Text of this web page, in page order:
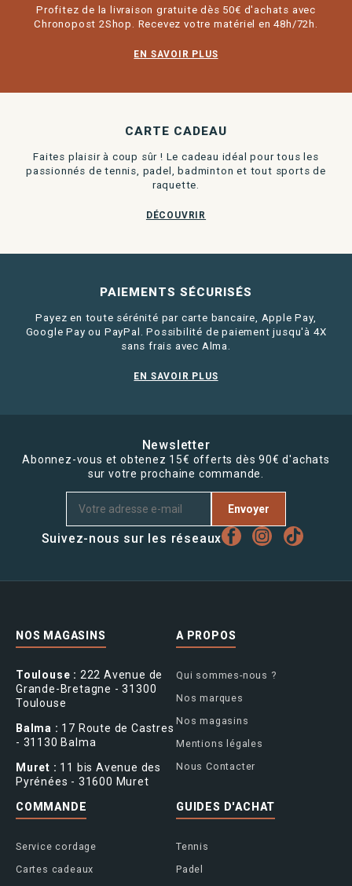
Profitez de la livraison gratuite dès 50€ d'achats avec
Chronopost 2Shop. Recevez votre matériel en 48h/72h.
EN SAVOIR PLUS
CARTE CADEAU
Faites plaisir à coup sûr ! Le cadeau idéal pour tous les
passionnés de tennis, padel, badminton et tout sports de
raquette.
DÉCOUVRIR
PAIEMENTS SÉCURISÉS
Payez en toute sérénité par carte bancaire, Apple Pay,
Google Pay ou PayPal. Possibilité de paiement jusqu'à 4X
sans frais avec Alma.
EN SAVOIR PLUS
Newsletter
Abonnez-vous et obtenez 15€ offerts dès 90€ d'achats
sur votre prochaine commande.
Envoyer
Suivez-nous sur les réseaux
NOS MAGASINS
Toulouse : 222 Avenue de
Grande-Bretagne - 31300
Toulouse
Balma : 17 Route de Castres
- 31130 Balma
Muret : 11 bis Avenue des
Pyrénées - 31600 Muret
A PROPOS
Qui sommes-nous ?
Nos marques
Nos magasins
Mentions légales
Nous Contacter
COMMANDE
Service cordage
Cartes cadeaux
GUIDES D'ACHAT
Tennis
Padel